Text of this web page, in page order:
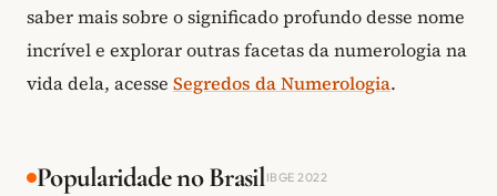
saber mais sobre o significado profundo desse nome
incrível e explorar outras facetas da numerologia na
vida dela, acesse Segredos da Numerologia.
Popularidade no BrasilIBGE 2022